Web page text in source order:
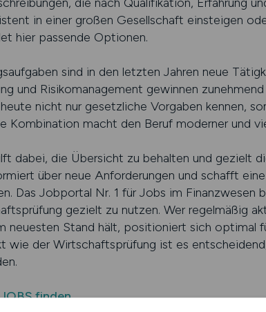
in einer großen Gesellschaft einsteigen
hier passende Optionen.
sind in den letzten Jahren neue
und Risikomanagement gewinnen
nicht nur gesetzliche Vorgaben kennen,
Kombination macht den Beruf moderner und
dabei, die Übersicht zu behalten und gezielt
über neue Anforderungen und schafft
Das Jobportal Nr. 1 für Jobs im Finanzwesen
gezielt zu nutzen. Wer regelmäßig
neuesten Stand hält, positioniert sich optimal
wie der Wirtschaftsprüfung ist es
finden